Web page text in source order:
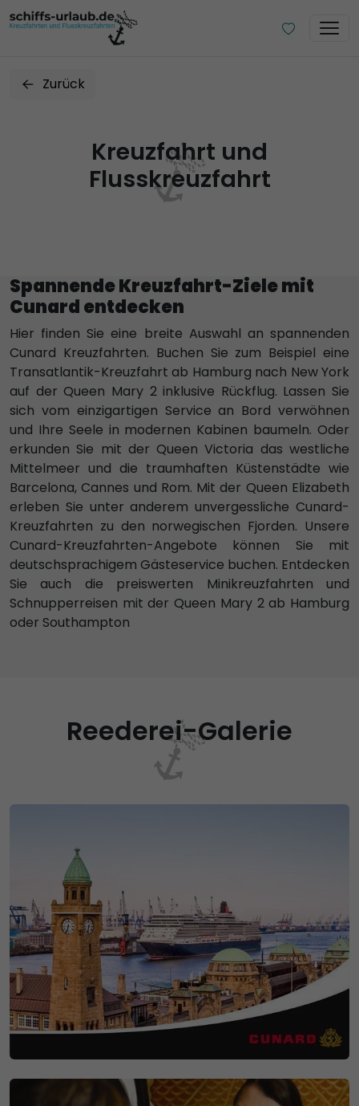
Zurück
Kreuzfahrt und
Flusskreuzfahrt
Spannende Kreuzfahrt-Ziele mit
Cunard entdecken
Hier finden Sie eine breite Auswahl an spannenden
Cunard Kreuzfahrten. Buchen Sie zum Beispiel eine
Transatlantik-Kreuzfahrt ab Hamburg nach New York
auf der Queen Mary 2 inklusive Rückflug. Lassen Sie
sich vom einzigartigen Service an Bord verwöhnen
und Ihre Seele in modernen Kabinen baumeln. Oder
erkunden Sie mit der Queen Victoria das westliche
Mittelmeer und die traumhaften Küstenstädte wie
Barcelona, Cannes und Rom. Mit der Queen Elizabeth
erleben Sie unter anderem unvergessliche Cunard-
Kreuzfahrten zu den norwegischen Fjorden. Unsere
Cunard-Kreuzfahrten-Angebote können Sie mit
deutschsprachigem Gästeservice buchen. Entdecken
Sie auch die preiswerten Minikreuzfahrten und
Schnupperreisen mit der Queen Mary 2 ab Hamburg
oder Southampton
Reederei-Galerie